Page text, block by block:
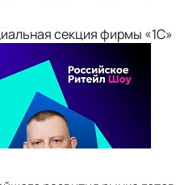
секция фирмы «1С»